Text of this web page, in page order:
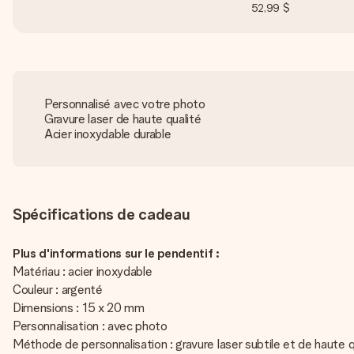
52,99 $
Personnalisé avec votre photo
Gravure laser de haute qualité
Acier inoxydable durable
Spécifications de cadeau
Plus d'informations sur le pendentif :
Matériau : acier inoxydable
Couleur : argenté
Dimensions : 15 x 20 mm
Personnalisation : avec photo
Méthode de personnalisation : gravure laser subtile et de haute